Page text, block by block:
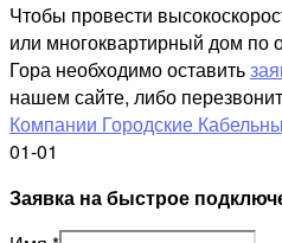
Чтобы провести
или многоквартирный дом по
Гора необходимо оставить
нашем сайте, либо
Компании Городские
01-01
Заявка на быстрое